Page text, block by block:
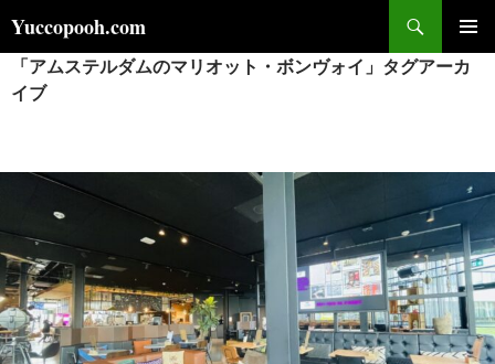
ン
ン
ス
プ
Yuccopooh.com
索
メインメ
ニュー
「アムステルダムのマリオット・ボンヴォイ」タグアーカ
イブ